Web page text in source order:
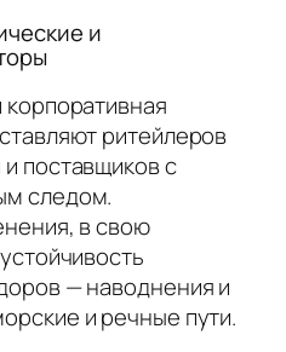
и
ритейлеров
поставщиков с
следом.
в свою
— наводнения и
и речные пути.